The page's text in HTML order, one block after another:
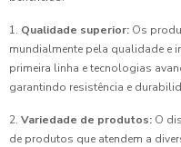
1. Qualidade superior: Os
mundialmente pela qualidade e
primeira linha e tecnologias
garantindo resistência e
2. Variedade de produtos: O
de produtos que atendem a